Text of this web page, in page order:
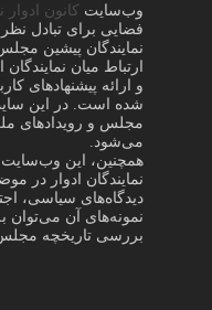
وب‌سایت کانون
فضایی برای تبادل
نمایندگان پیشین
ارتباط میان
و ارائه پیشنهادهای
شده است. در این
مجلس و رویدادهای
می‌شود.
همچنین، این وب‌سایت
نمایندگان ادوار در
دیدگاه‌های سیاسی،
نمونه‌های آن می‌توان
بررسی تاریخچه مجلس